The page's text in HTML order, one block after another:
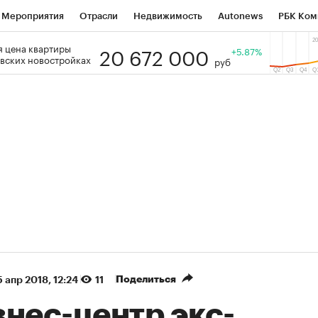
Мероприятия Отрасли Недвижимость Autonews РБК
РБК Образование Тренды
цена квартиры
новостройках
20 672 000 руб
+5.87%
апр 2018, 12:24 11 Поделиться